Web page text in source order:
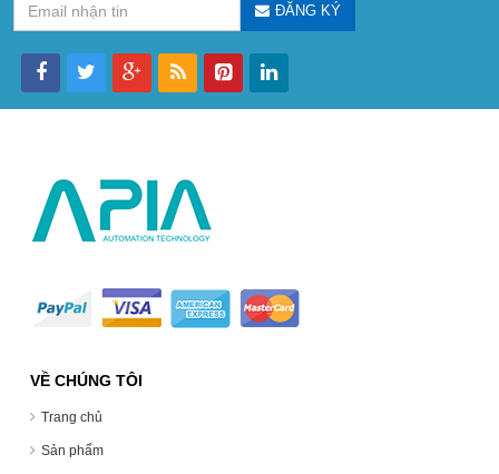
ĐĂNG KÝ
VỀ CHÚNG TÔI
Trang chủ
Sản phẩm